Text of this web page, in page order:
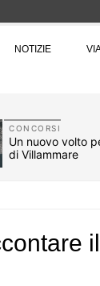
NOTIZIE
CONCORSI
Un nuovo volto
di Villammare
il
per la